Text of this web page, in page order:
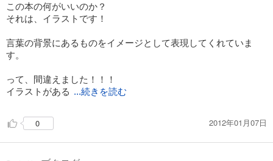
この本の何がいいのか？
それは、イラストです！
言葉の背景にあるものをイメージとして表現してくれていま
す。
って、間違えました！！！
イラストがある ...続きを読む
0 2012年01月07日